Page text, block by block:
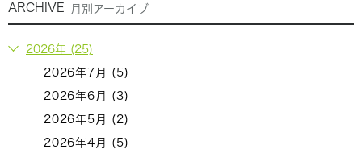
ARCHIVE 月別アーカイブ
2026年 (25)
2026年7月 (5)
2026年6月 (3)
2026年5月 (2)
2026年4月 (5)